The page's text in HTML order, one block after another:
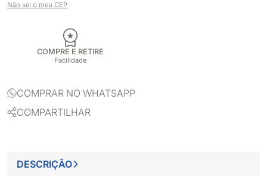
Não sei o meu CEP
COMPRE E RETIRE
Facilidade
COMPRAR NO WHATSAPP
COMPARTILHAR
DESCRIÇÃO